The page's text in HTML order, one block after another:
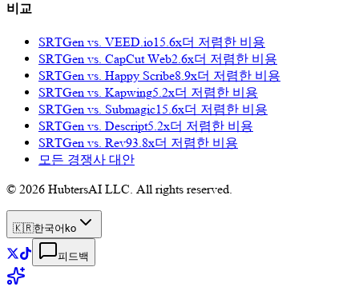
비교
SRTGen vs. VEED.io15.6x더 저렴한 비용
SRTGen vs. CapCut Web2.6x더 저렴한 비용
SRTGen vs. Happy Scribe8.9x더 저렴한 비용
SRTGen vs. Kapwing5.2x더 저렴한 비용
SRTGen vs. Submagic15.6x더 저렴한 비용
SRTGen vs. Descript5.2x더 저렴한 비용
SRTGen vs. Rev93.8x더 저렴한 비용
모든 경쟁사 대안
© 2026 HubtersAI LLC. All rights reserved.
🇰🇷한국어ko
피드백